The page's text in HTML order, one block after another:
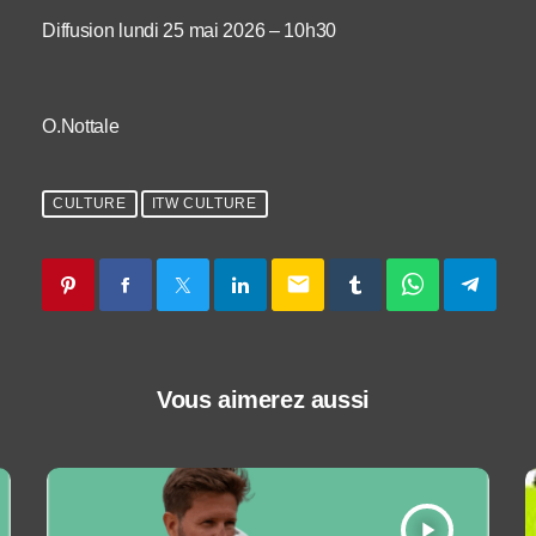
Diffusion lundi 25 mai 2026 – 10h30
O.Nottale
CULTURE ITW CULTURE
email
Vous aimerez aussi
play_arrow